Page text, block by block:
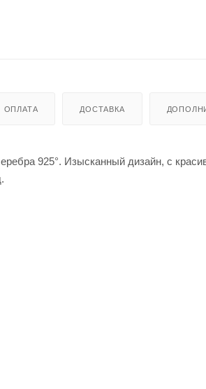
ОПЛАТА ДОСТАВКА
925°. Изысканный дизайн, с